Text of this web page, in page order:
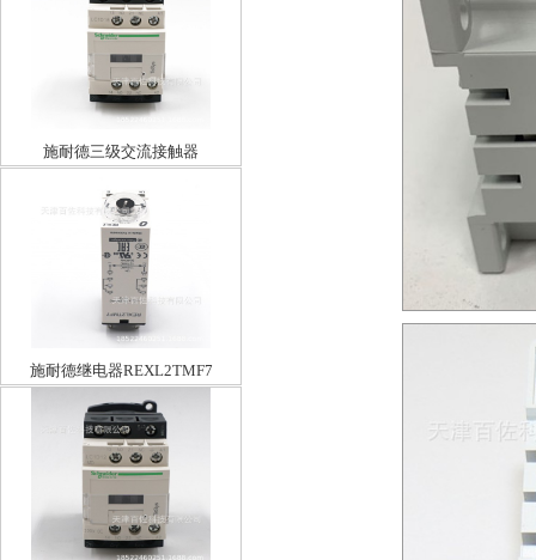
施耐德三级交流接触器
LC1D18F7C18A110V
施耐德继电器REXL2TMF7